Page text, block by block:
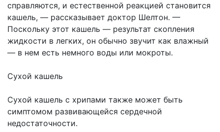
справляются, и естественной реакцией становится
кашель, — рассказывает доктор Шелтон. —
Поскольку этот кашель — результат скопления
жидкости в легких, он обычно звучит как влажный
— в нем есть немного воды или мокроты.
Сухой кашель
Сухой кашель с хрипами также может быть
симптомом развивающейся сердечной
недостаточности.